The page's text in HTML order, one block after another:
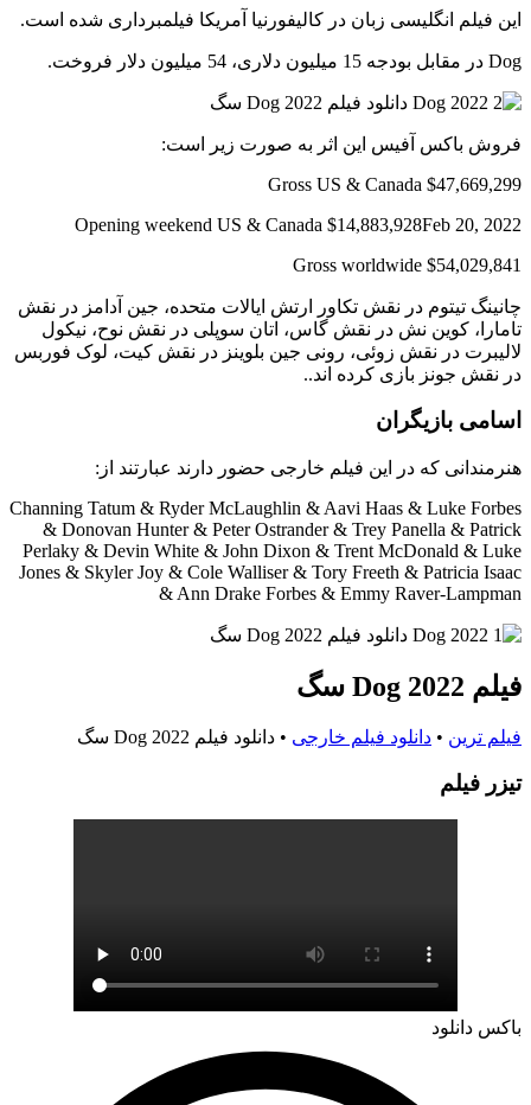
این فیلم انگلیسی زبان در کالیفورنیا آمریکا فیلمبرداری شده است.
Dog در مقابل بودجه 15 میلیون دلاری، 54 میلیون دلار فروخت.
فروش باکس آفیس این اثر به صورت زیر است:
Gross US & Canada $47,669,299
Opening weekend US & Canada $14,883,928Feb 20, 2022
Gross worldwide $54,029,841
چانینگ تیتوم در نقش تکاور ارتش ایالات متحده، جین آدامز در نقش
تامارا، کوین نش در نقش گاس، اتان سوپلی در نقش نوح، نیکول
لالیبرت در نقش زوئی، رونی جین بلوینز در نقش کیت، لوک فوربس
در نقش جونز بازی کرده اند..
اسامی بازیگران
هنرمندانی که در این فیلم خارجی حضور دارند عبارتند از:
Channing Tatum & Ryder McLaughlin & Aavi Haas & Luke Forbes
& Donovan Hunter & Peter Ostrander & Trey Panella & Patrick
Perlaky & Devin White & John Dixon & Trent McDonald & Luke
Jones & Skyler Joy & Cole Walliser & Tory Freeth & Patricia Isaac
& Ann Drake Forbes & Emmy Raver-Lampman
فیلم Dog 2022 سگ
فیلم ترین • دانلود فیلم خارجی • دانلود فیلم Dog 2022 سگ
تيزر فيلم
باکس دانلود